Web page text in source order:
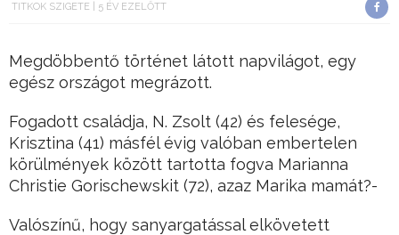
TITKOK SZIGETE 5 ÉV EZELŐTT
Megdöbbentő történet látott napvilágot, egy
egész országot megrázott.
Fogadott családja, N. Zsolt (42) és felesége,
Krisztina (41) másfél évig valóban embertelen
körülmények között tartotta fogva Marianna
Christie Gorischewskit (72), azaz Marika mamát?-
Valószínű, hogy sanyargatással elkövetett